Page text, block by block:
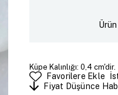
Ürün
Küpe Kalınlığı: 0,4 cm'dir.
Favorilere Ekle
Fiyat Düşünce